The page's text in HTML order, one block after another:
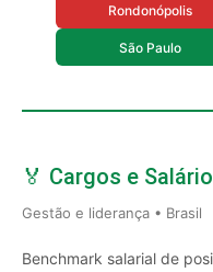
Rondonópolis
São Paulo
🏅 Cargos e
Gestão e liderança • Brasil
Benchmark salarial de